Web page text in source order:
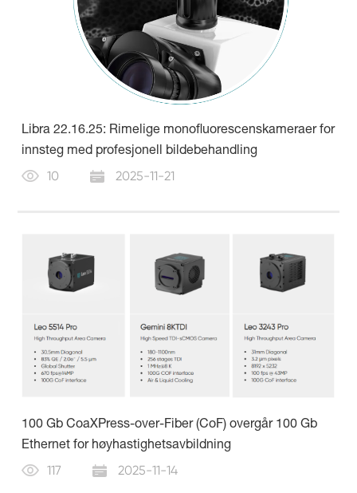
Libra 22.16.25: Rimelige monofluorescenskameraer for
innsteg med profesjonell bildebehandling
10 2025-11-21
100 Gb CoaXPress-over-Fiber (CoF) overgår 100 Gb
Ethernet for høyhastighetsavbildning
117 2025-11-14